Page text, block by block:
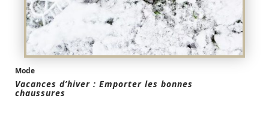
Mode
Vacances d’hiver : Emporter les bonnes
chaussures